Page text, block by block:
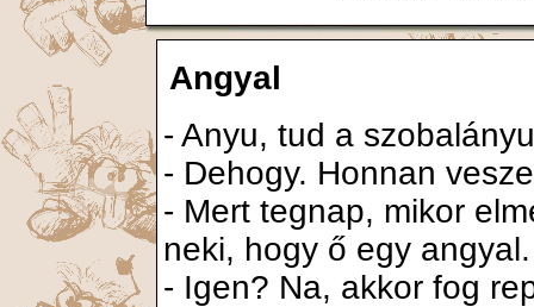
Angyal
- Anyu, tud a
- Dehogy. Honnan
- Mert tegnap, mikor
neki, hogy ő egy angyal.
- Igen? Na, akkor fog